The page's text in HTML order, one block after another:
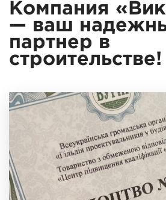
Компания
— ваш
партнер в
строительстве!